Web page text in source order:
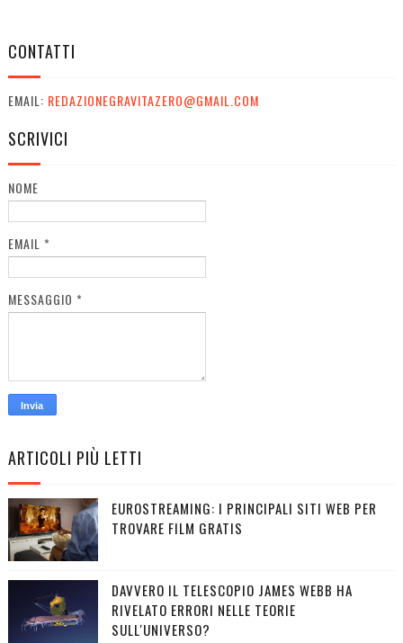
CONTATTI
EMAIL: REDAZIONEGRAVITAZERO@GMAIL.COM
SCRIVICI
NOME
EMAIL *
MESSAGGIO *
ARTICOLI PIÙ LETTI
EUROSTREAMING: I PRINCIPALI SITI WEB PER
TROVARE FILM GRATIS
DAVVERO IL TELESCOPIO JAMES WEBB HA
RIVELATO ERRORI NELLE TEORIE
SULL'UNIVERSO?